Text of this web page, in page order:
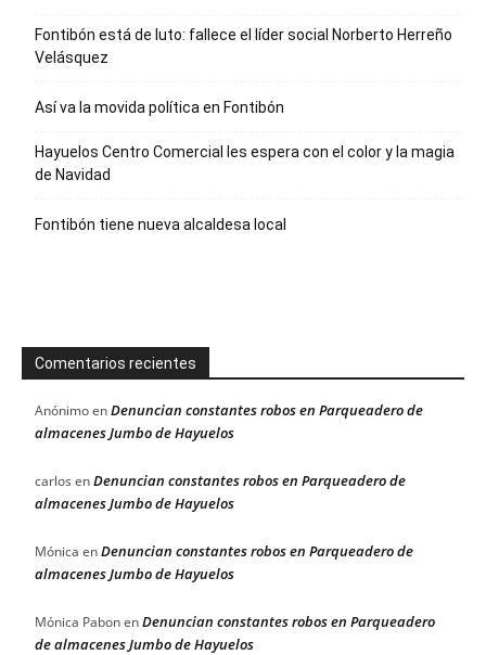
Fontibón está de luto: fallece el líder social Norberto Herreño
Velásquez
Así va la movida política en Fontibón
Hayuelos Centro Comercial les espera con el color y la magia
de Navidad
Fontibón tiene nueva alcaldesa local
Comentarios recientes
AnónimoenDenuncian constantes robos en Parqueadero de
almacenes Jumbo de Hayuelos
carlos enDenuncian constantes robos en Parqueadero de
almacenes Jumbo de Hayuelos
Mónica enDenuncian constantes robos en Parqueadero de
almacenes Jumbo de Hayuelos
Mónica PabonenDenuncian constantes robos en Parqueadero
de almacenes Jumbo de Hayuelos